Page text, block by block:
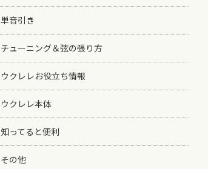
単音引き
チューニング＆弦の張り方
ウクレレお役立ち情報
ウクレレ本体
知ってると便利
その他